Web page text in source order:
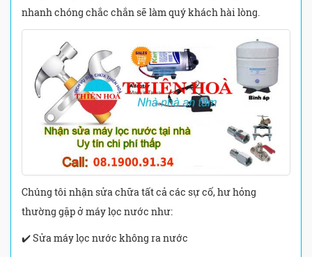
nhanh chóng chắc chắn sẽ làm quý khách hài lòng.
Chúng tôi nhận sửa chữa tất cả các sự cố, hư hỏng
thường gặp ở máy lọc nước như:
✔️ Sửa máy lọc nước không ra nước